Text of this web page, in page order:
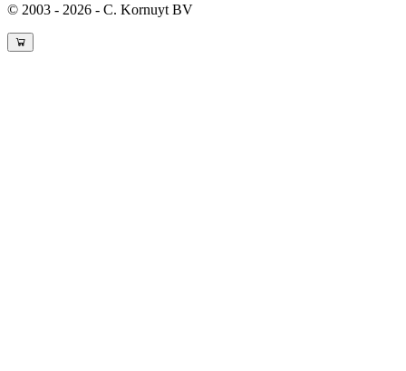
© 2003 - 2026 - C. Kornuyt BV